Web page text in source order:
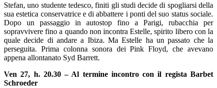
Stefan, uno studente tedesco, finiti gli studi decide di spogliarsi della
sua estetica conservatrice e di abbattere i ponti del suo status sociale.
Dopo un passaggio in autostop fino a Parigi, rubacchia per
sopravvivere fino a quando non incontra Estelle, spirito libero con la
quale decide di andare a Ibiza. Ma Estelle ha un passato che la
perseguita. Prima colonna sonora dei Pink Floyd, che avevano
appena allontanato Syd Barrett.
Ven 27, h. 20.30 – Al termine incontro con il regista Barbet
Schroeder